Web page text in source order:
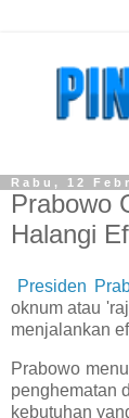
Rabu, 12
Prabowo
Halangi
Presiden
oknum atau
menjalankan
Prabowo
penghematan
kebutuhan